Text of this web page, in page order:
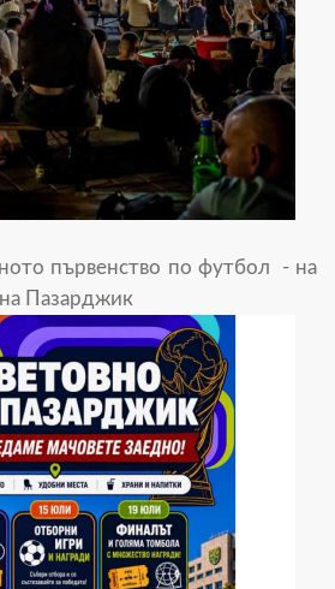
първенство по футбол - на
Пазарджик